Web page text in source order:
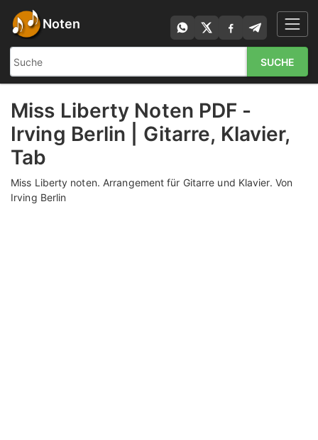
Noten
SUCHE
Miss Liberty Noten PDF -
Irving Berlin | Gitarre, Klavier,
Tab
Miss Liberty noten. Arrangement für Gitarre und Klavier. Von
Irving Berlin